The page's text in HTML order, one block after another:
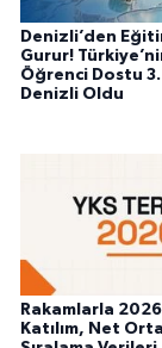
Denizli’den
Gurur!
Öğrenci Dostu
Denizli Oldu
Rakamlarla 2026
Katılım, Net